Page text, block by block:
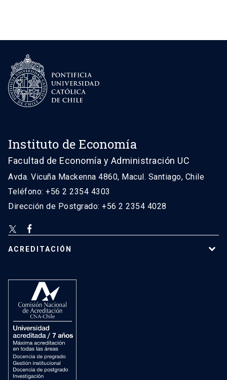
Instituto de Economía
Facultad de Economía y Administración UC
Avda. Vicuña Mackenna 4860, Macul. Santiago, Chile
Teléfono: +56 2 2354 4303
Dirección de Postgrado: +56 2 2354 4028
ACREDITACIÓN